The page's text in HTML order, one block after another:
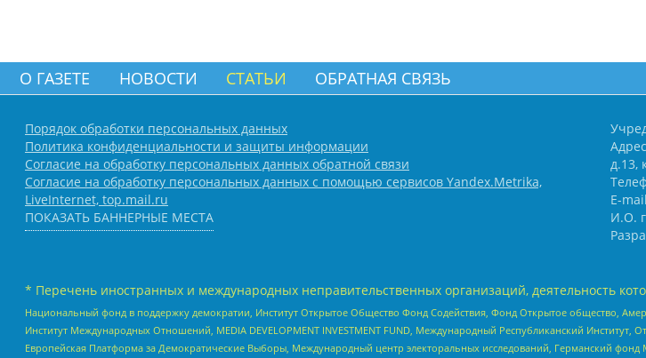
О ГАЗЕТЕ НОВОСТИ СТАТЬИ ОБРАТНАЯ СВЯЗЬ
Порядок обработки персональных данных
Политика конфиденциальности и защиты информации
Согласие на обработку персональных данных обратной связи
Согласие на обработку персональных данных с помощью сервисов Yandex.Metrika,
LiveInternet, top.mail.ru
ПОКАЗАТЬ БАННЕРНЫЕ МЕСТА
д.13,
E-
И.О.
* Перечень иностранных и международных неправительственных организаций, деятельность
Национальный фонд в поддержку демократии, Институт Открытое Общество Фонд Содействия, Фонд Открытое общество,
Институт Международных Отношений, MEDIA DEVELOPMENT INVESTMENT FUND, Международный Республиканский
Европейская Платформа за Демократические Выборы, Международный центр электоральных исследований, Германский